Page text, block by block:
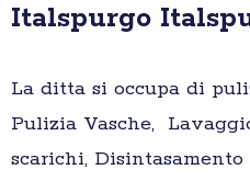
Italspurgo
La ditta si occupa di
Pulizia Vasche,
scarichi,